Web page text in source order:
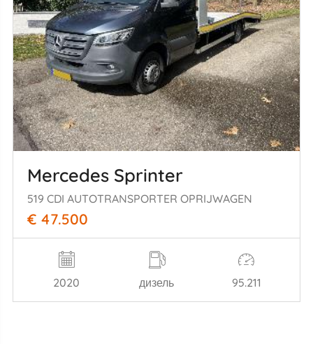
Mercedes Sprinter
519 CDI AUTOTRANSPORTER OPRIJWAGEN
€ 47.500
2020 дизель 95.211